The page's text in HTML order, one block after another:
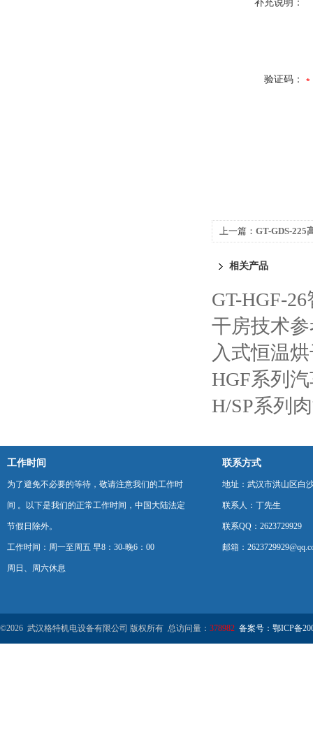
补充说明：
验证码：
上一篇： GT-GDS-225
相关产品
GT-HGF-
干房技术
入式恒温
HGF系列
H/SP系列
工作时间
为了避免不必要的等待，敬请注意我们的工作时
间 。以下是我们的正常工作时间，中国大陆法定
节假日除外。
工作时间：周一至周五 早8：30-晚6：00
周日、周六休息
联系方式
地址：武汉市洪山区白
联系人：丁先生
联系QQ：2623729929
邮箱：
©2026 武汉格特机电设备有限公司 版权所有 总访问量： 378982 备案号：鄂ICP备